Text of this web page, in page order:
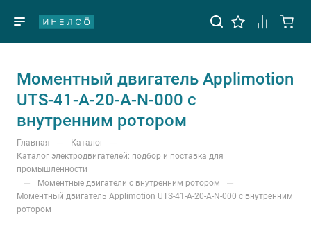
Моментный двигатель Applimotion
UTS-41-A-20-A-N-000 с
внутренним ротором
Главная — Каталог —
Каталог электродвигателей: подбор и поставка для
промышленности
— Моментные двигатели с внутренним ротором —
Моментный двигатель Applimotion UTS-41-A-20-A-N-000 с внутренним
ротором